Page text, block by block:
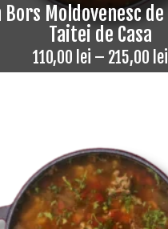
Bors Moldovenesc de
Taitei de Casa
110,00 lei – 215,00 lei